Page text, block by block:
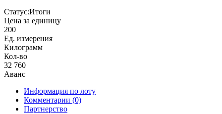
Статус:Итоги
Цена за единицу
200
Ед. измерения
Килограмм
Кол-во
32 760
Аванс
Информация по лоту
Комментарии (0)
Партнерство